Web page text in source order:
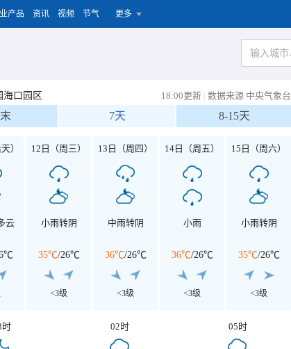
产品 资讯 视频 节气 更多
海口园区 18:00更新 | 数据来源 中央气象台
7天 8-15天
）
云
12日（周三）
小雨转阴
35℃/26℃
<3级
13日（周四）
中雨转阴
36℃/26℃
<3级
14日（周五）
小雨
36℃/26℃
<3级
15日（周六）
小雨转阴
35℃/26℃
<3级
时 02时 05时